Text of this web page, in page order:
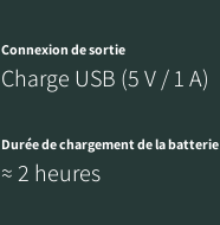
Connexion de sortie
Charge USB (5 V / 1 A)
Durée de chargement de la batterie
≈ 2 heures